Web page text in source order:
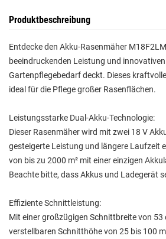
Produktbeschreibung
Entdecke den Akku-Rasenmäher
beeindruckenden Leistung und
Gartenpflegebedarf deckt. Dieses
ideal für die Pflege großer Rasenflächen.
Leistungsstarke Dual-Akku-Technologie:
Dieser Rasenmäher wird mit zwei 18 V
gesteigerte Leistung und längere Laufzeit
von bis zu 2000 m² mit einer einzigen
Beachte bitte, dass Akkus und Ladegerät
Effiziente Schnittleistung:
Mit einer großzügigen Schnittbreite von 53
verstellbaren Schnitthöhe von 25 bis 100